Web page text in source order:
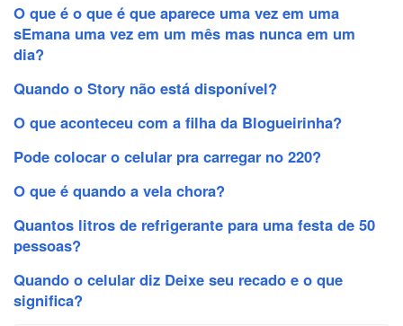
O que é o que é que aparece uma vez em uma
sEmana uma vez em um mês mas nunca em um
dia?
Quando o Story não está disponível?
O que aconteceu com a filha da Blogueirinha?
Pode colocar o celular pra carregar no 220?
O que é quando a vela chora?
Quantos litros de refrigerante para uma festa de 50
pessoas?
Quando o celular diz Deixe seu recado e o que
significa?